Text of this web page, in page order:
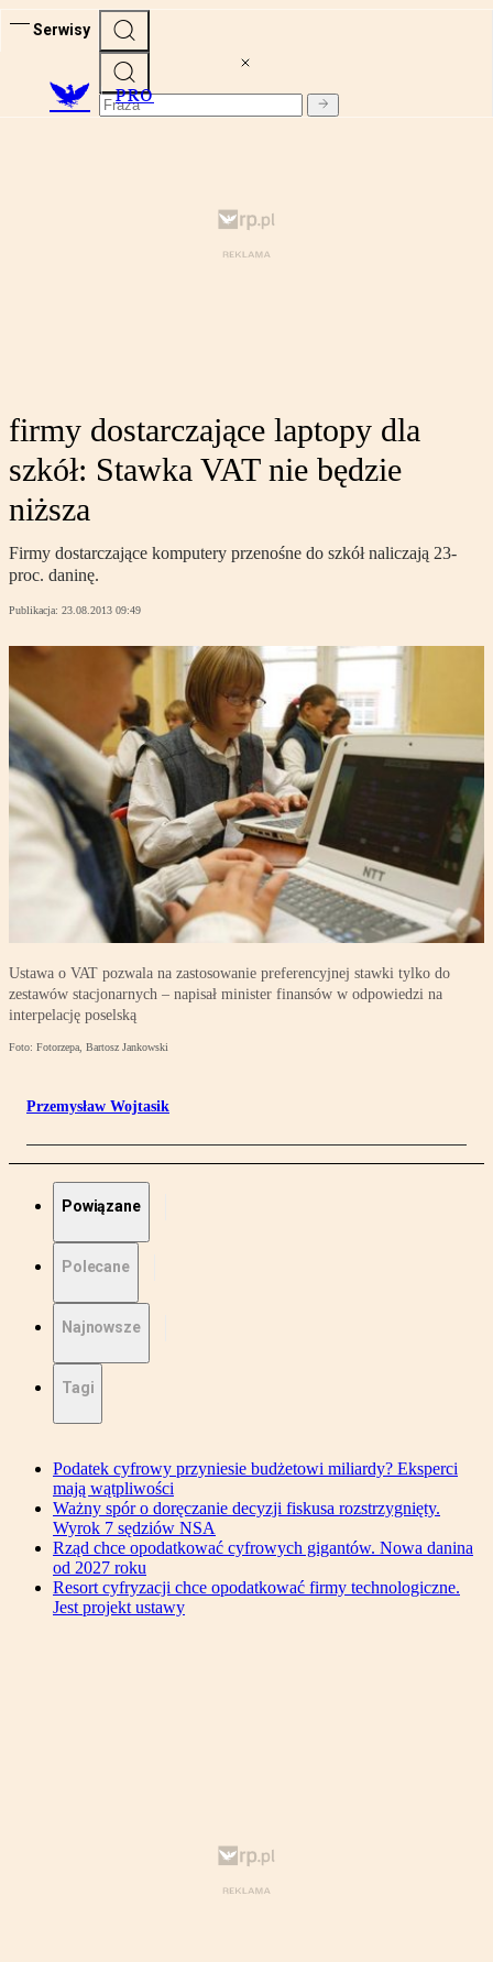
Serwisy
PRO
firmy dostarczające laptopy dla
szkół: Stawka VAT nie będzie
niższa
Firmy dostarczające komputery przenośne do szkół naliczają 23-
proc. daninę.
Publikacja: 23.08.2013 09:49
Ustawa o VAT pozwala na zastosowanie preferencyjnej stawki tylko do
zestawów stacjonarnych – napisał minister finansów w odpowiedzi na
interpelację poselską
Foto: Fotorzepa, Bartosz Jankowski
Przemysław Wojtasik
Powiązane
Polecane
Najnowsze
Tagi
Podatek cyfrowy przyniesie budżetowi miliardy? Eksperci
mają wątpliwości
Ważny spór o doręczanie decyzji fiskusa rozstrzygnięty.
Wyrok 7 sędziów NSA
Rząd chce opodatkować cyfrowych gigantów. Nowa danina
od 2027 roku
Resort cyfryzacji chce opodatkować firmy technologiczne.
Jest projekt ustawy